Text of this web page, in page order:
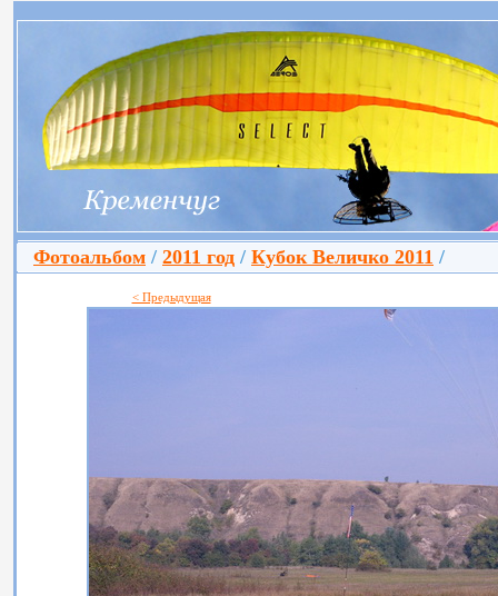
Фотоальбом / 2011 год / Кубок Величко 2011 /
< Предыдущая